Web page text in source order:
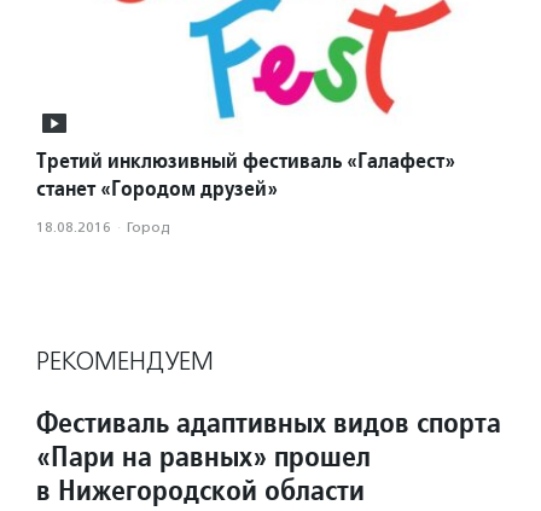
Третий инклюзивный фестиваль «Галафест»
станет «Городом друзей»
18.08.2016 · Город
РЕКОМЕНДУЕМ
Фестиваль адаптивных видов спорта
«Пари на равных» прошел
в Нижегородской области